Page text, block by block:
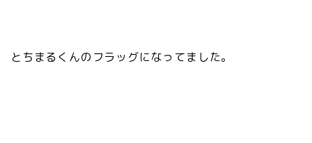
とちまるくんのフラッグになってました。